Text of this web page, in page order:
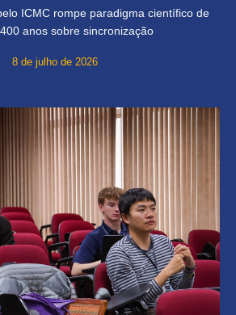
ICMC rompe paradigma científico de
anos sobre sincronização
8 de julho de 2026